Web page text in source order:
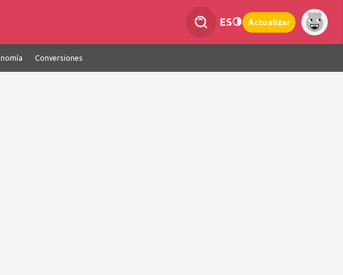
ES Actualizar
Conversiones